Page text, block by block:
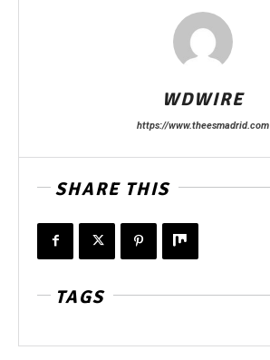
WDWIRE
https://www.theesmadrid.com
SHARE THIS
TAGS